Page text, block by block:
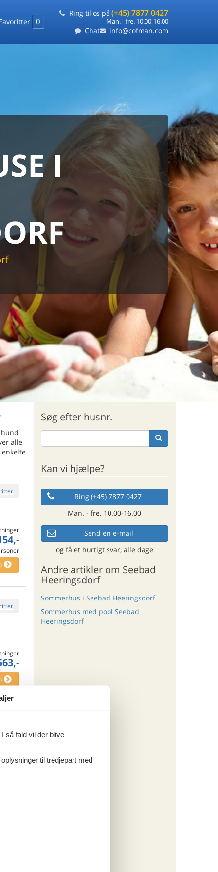
Favoritter 0
Ring til os på (+45) 7877 0427
Man. - fre. 10.00-16.00
Chat info@cofman.com
I
laveste pris
ét sted
alle
Søg efter husnr.
Kan vi hjælpe?
Ring (+45) 7877 0427
Man. - fre. 10.00-16.00
Send en e-mail
og få et hurtigt svar, alle dage
Andre artikler om Seebad
Heeringsdorf
Sommerhus i Seebad Heeringsdorf
Sommerhus med pool Seebad
Heeringsdorf
så fald vil der blive
til tredjepart med